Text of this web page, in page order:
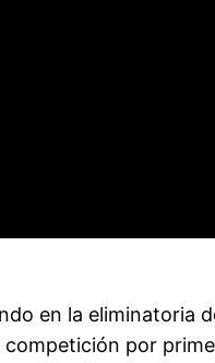
en la eliminatoria
por